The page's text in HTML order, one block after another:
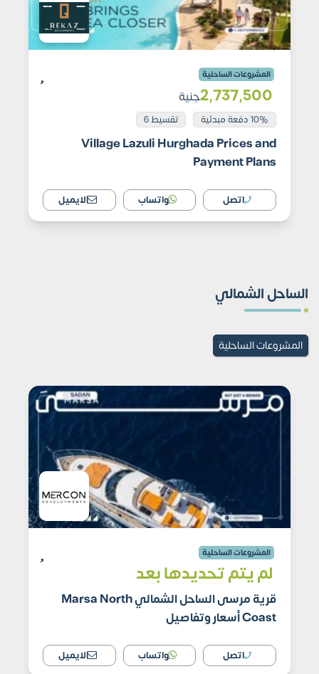
المشروعات الساحلية
2٬737٬500جنية
10% دفعة مبدئية تقسيط 6
Village Lazuli Hurghada Prices and
Payment Plans
اتصل واتساب الايميل
الساحل الشمالي
المشروعات الساحلية
المشروعات الساحلية
لم يتم تحديدها بعد
قرية مرسى الساحل الشمالي Marsa North
Coast أسعار وتفاصيل
اتصل واتساب الايميل